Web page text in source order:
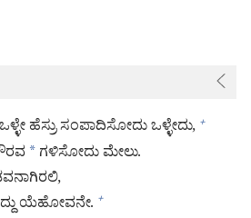
ಹೆಸ್ರು ಸಂಪಾದಿಸೋದು ಒಳ್ಳೇದು, +
* ಗಳಿಸೋದು ಮೇಲು.
ಯೆಹೋವನೇ. +